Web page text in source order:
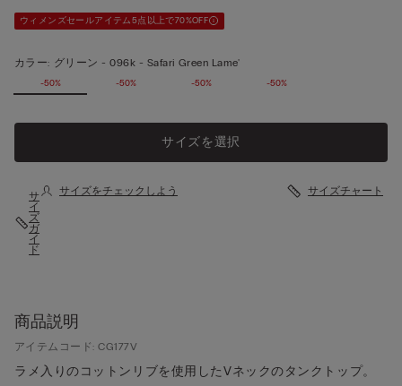
ウィメンズセールアイテム5点以上で70%OFF
カラー: グリーン -096k - Safari Green Lame'
-50% -50% -50% -50%
サイズを選択
サ
イ
ズ
ガ
イ
ド
サイズをチェックしよう サイズチャート
商品説明
アイテムコード: CG177V
ラメ入りのコットンリブを使用したVネックのタンクトップ。